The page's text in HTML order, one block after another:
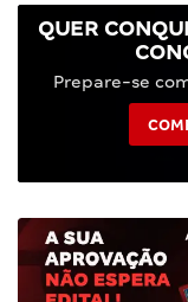
QUER
Prepare-se